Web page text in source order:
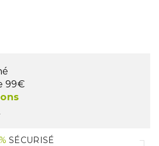
99€
SÉCURISÉ